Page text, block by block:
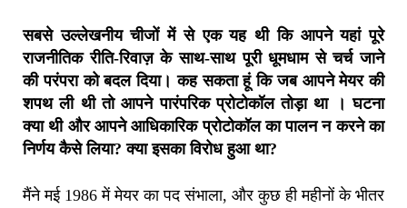
सबसे उल्लेखनीय चीजों में से एक यह थी कि आपने यहां पूरे
राजनीतिक रीति-रिवाज़ के साथ-साथ पूरी धूमधाम से चर्च जाने
की परंपरा को बदल दिया। कह सकता हूं कि जब आपने मेयर की
शपथ ली थी तो आपने पारंपरिक प्रोटोकॉल तोड़ा था । घटना
क्या थी और आपने आधिकारिक प्रोटोकॉल का पालन न करने का
निर्णय कैसे लिया? क्या इसका विरोध हुआ था?
मैंने मई 1986 में मेयर का पद संभाला, और कुछ ही महीनों के भीतर